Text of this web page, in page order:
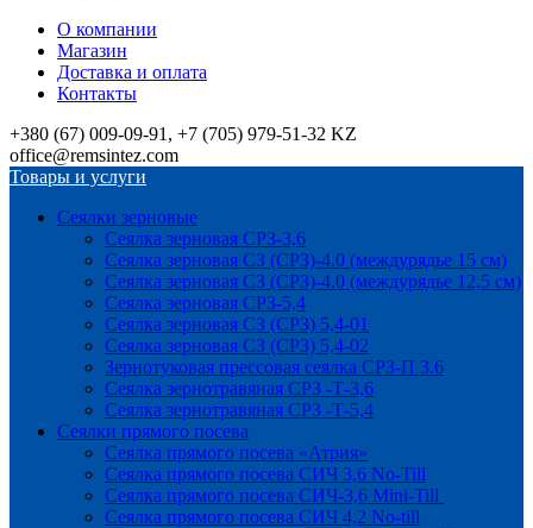
О компании
Магазин
Доставка и оплата
Контакты
+380 (67) 009-09-91, +7 (705) 979-51-32 KZ
office@remsintez.com
Товары и услуги
Сеялки зерновые
Сеялка зерновая СРЗ-3,6
Сеялка зерновая СЗ (СРЗ)-4.0 (междурядье 15 см)
Сеялка зерновая СЗ (СРЗ)-4.0 (междурядье 12,5 см)
Сеялка зерновая СРЗ-5,4
Сеялка зерновая СЗ (СРЗ) 5,4-01
Сеялка зерновая СЗ (СРЗ) 5,4-02
Зернотуковая прессовая сеялка СРЗ-П 3.6
Сеялка зернотравяная СРЗ -Т-3,6
Сеялка зернотравяная СРЗ -Т-5,4
Сеялки прямого посева
Сеялка прямого посева «Атрия»
Сеялка прямого посева СИЧ 3,6 No-Till
Сеялка прямого посева СИЧ-3,6 Mini-Till
Сеялка прямого посева СИЧ 4,2 No-till